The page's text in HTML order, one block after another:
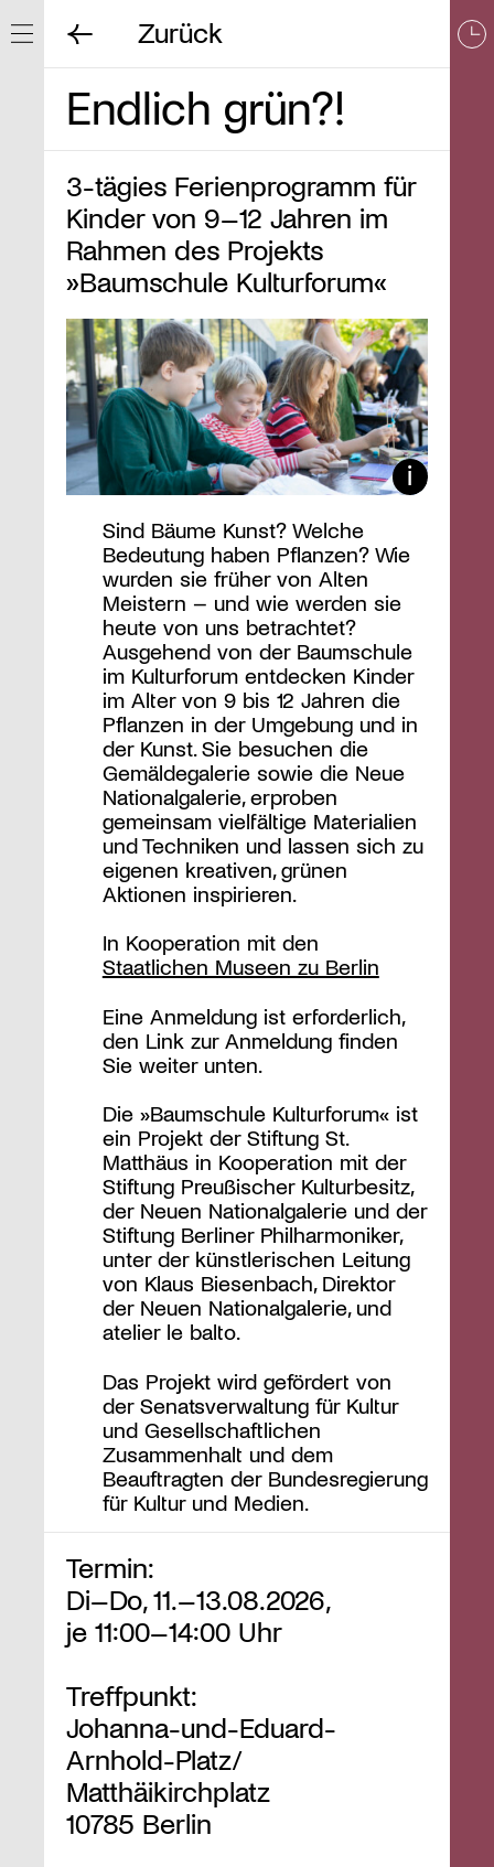
Navigation ein/ausblenden
Zurück
Endlich grün?!
3-tägies Ferienprogramm für
Kinder von 9–12 Jahren im
Rahmen des Projekts
»Baumschule Kulturforum«
Sind Bäume Kunst? Welche
Bedeutung haben Pflanzen? Wie
wurden sie früher von Alten
Meistern – und wie werden sie
heute von uns betrachtet?
Ausgehend von der Baumschule
im Kulturforum entdecken Kinder
im Alter von 9 bis 12 Jahren die
Pflanzen in der Umgebung und in
der Kunst. Sie besuchen die
Gemäldegalerie sowie die Neue
Nationalgalerie, erproben
gemeinsam vielfältige Materialien
und Techniken und lassen sich zu
eigenen kreativen, grünen
Aktionen inspirieren.
In Kooperation mit den
Staatlichen Museen zu Berlin
Eine Anmeldung ist erforderlich,
den Link zur Anmeldung finden
Sie weiter unten.
Die »Baumschule Kulturforum« ist
ein Projekt der Stiftung St.
Matthäus in Kooperation mit der
Stiftung Preußischer Kulturbesitz,
der Neuen Nationalgalerie und der
Stiftung Berliner Philharmoniker,
unter der künstlerischen Leitung
von Klaus Biesenbach, Direktor
der Neuen Nationalgalerie, und
atelier le balto.
Das Projekt wird gefördert von
der Senatsverwaltung für Kultur
und Gesellschaftlichen
Zusammenhalt und dem
Beauftragten der Bundesregierung
für Kultur und Medien.
Termin:
Di–Do, 11.–13.08.2026,
je 11:00–14:00 Uhr
Treffpunkt:
Johanna-und-Eduard-
Arnhold-Platz/
Matthäikirchplatz
10785 Berlin